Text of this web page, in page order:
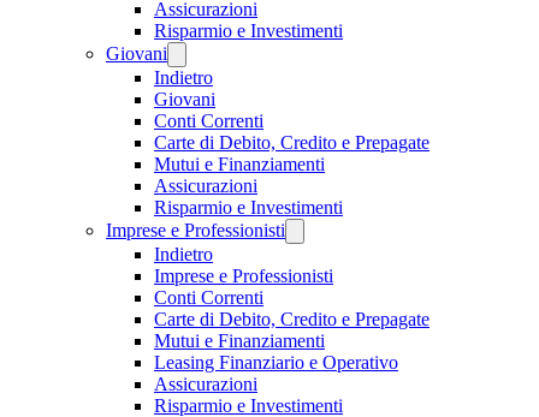
Assicurazioni
Risparmio e Investimenti
Giovani
Indietro
Giovani
Conti Correnti
Carte di Debito, Credito e Prepagate
Mutui e Finanziamenti
Assicurazioni
Risparmio e Investimenti
Imprese e Professionisti
Indietro
Imprese e Professionisti
Conti Correnti
Carte di Debito, Credito e Prepagate
Mutui e Finanziamenti
Leasing Finanziario e Operativo
Assicurazioni
Risparmio e Investimenti